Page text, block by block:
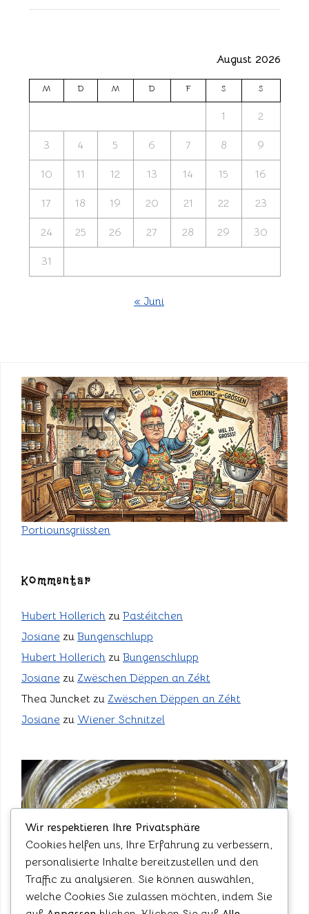
August 2026
M D M D F S S
1 2
3 4 5 6 7 8 9
10 11 12 13 14 15 16
17 18 19 20 21 22 23
24 25 26 27 28 29 30
31
« Juni
Portiounsgriissten
Kommentar
Hubert Hollerich zu Pastéitchen
Josiane zu Bungenschlupp
Hubert Hollerich zu Bungenschlupp
Josiane zu Zwëschen Dëppen an Zékt
Thea Juncket zu Zwëschen Dëppen an Zékt
Josiane zu Wiener Schnitzel
Wir respektieren Ihre Privatsphäre
Cookies helfen uns, Ihre Erfahrung zu verbessern,
personalisierte Inhalte bereitzustellen und den
Traffic zu analysieren. Sie können auswählen,
welche Cookies Sie zulassen möchten, indem Sie